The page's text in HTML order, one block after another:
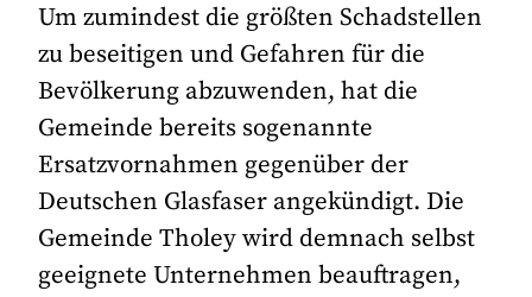
Um zumindest die größten Schadstellen
zu beseitigen und Gefahren für die
Bevölkerung abzuwenden, hat die
Gemeinde bereits sogenannte
Ersatzvornahmen gegenüber der
Deutschen Glasfaser angekündigt. Die
Gemeinde Tholey wird demnach selbst
geeignete Unternehmen beauftragen,